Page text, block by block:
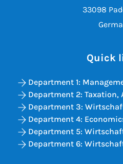
33098
Quick
Department 1:
Department 2:
Department 3:
Department 4:
Department 5:
Department 6: